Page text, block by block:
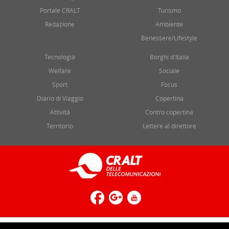
Portale CRALT
Redazione
Turismo
Ambiente
Benessere/Lifestyle
Tecnologia
Welfare
Sport
Diario di Viaggio
Attività
Territorio
Borghi d'Italia
Sociale
Focus
Copertina
Contro copertina
Lettere al direttore